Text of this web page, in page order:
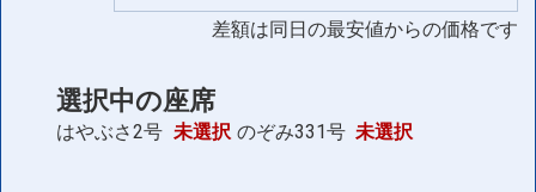
差額は同日の最安値からの価格です
選択中の座席
はやぶさ2号 未選択 のぞみ331号 未選択